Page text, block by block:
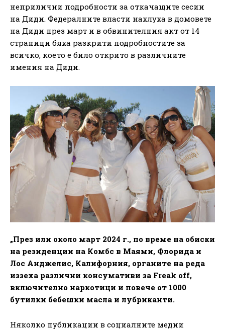
неприлични подробности за откачащите сесии
на Диди. Федералните власти нахлуха в домовете
на Диди през март и в обвинителния акт от 14
страници бяха разкрити подробностите за
всичко, което е било открито в различните
имения на Диди.
„През или около март 2024 г., по време на обиски
на резиденции на Комбс в Маями, Флорида и
Лос Анджелис, Калифорния, органите на реда
иззеха различни консумативи за Freak off,
включително наркотици и повече от 1000
бутилки бебешки масла и лубриканти.
Няколко публикации в социалните медии